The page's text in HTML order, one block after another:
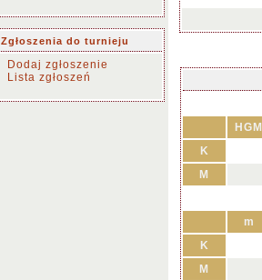
Zgłoszenia do turnieju
Dodaj zgłoszenie
Lista zgłoszeń
HGM
K
M
m
K
M